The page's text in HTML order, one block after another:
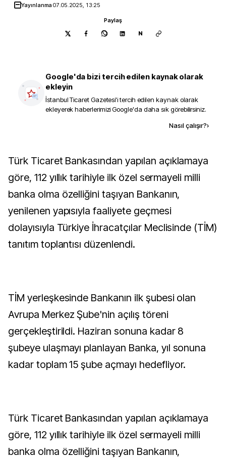
Yayınlanma07.05.2025, 13:25
Paylaş
N
Google'da bizi tercih edilen kaynak olarak
ekleyin
İstanbul Ticaret Gazetesi'i tercih edilen kaynak olarak
ekleyerek haberlerimizi Google'da daha sık görebilirsiniz.
Nasıl çalışır?›
Türk Ticaret Bankasından yapılan açıklamaya
göre, 112 yıllık tarihiyle ilk özel sermayeli milli
banka olma özelliğini taşıyan Bankanın,
yenilenen yapısıyla faaliyete geçmesi
dolayısıyla Türkiye İhracatçılar Meclisinde (TİM)
tanıtım toplantısı düzenlendi.
TİM yerleşkesinde Bankanın ilk şubesi olan
Avrupa Merkez Şube'nin açılış töreni
gerçekleştirildi. Haziran sonuna kadar 8
şubeye ulaşmayı planlayan Banka, yıl sonuna
kadar toplam 15 şube açmayı hedefliyor.
Türk Ticaret Bankasından yapılan açıklamaya
göre, 112 yıllık tarihiyle ilk özel sermayeli milli
banka olma özelliğini taşıyan Bankanın,